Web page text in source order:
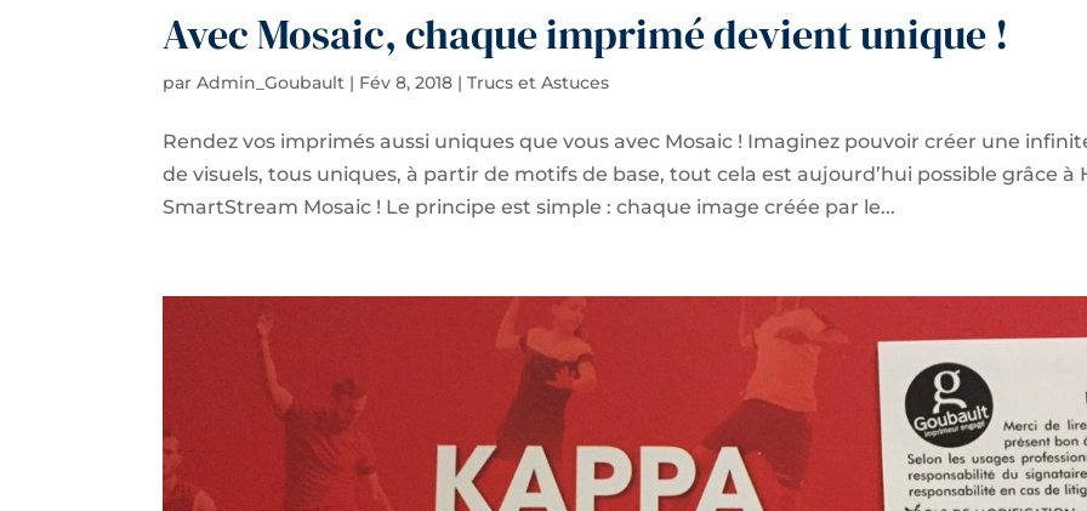
Avec Mosaic, chaque imprimé devient unique !
parAdmin_Goubault | Fév 8, 2018 |Trucs et Astuces
Rendez vos imprimés aussi uniques que vous avec Mosaic ! Imaginez pouvoir créer une
de visuels, tous uniques, à partir de motifs de base, tout cela est aujourd’hui possible grâce à
SmartStream Mosaic ! Le principe est simple : chaque image créée par le...